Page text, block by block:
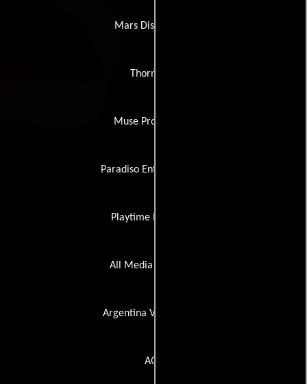
Mars Distribution
Thorn EMI
Muse Productions
Paradiso Entertainment
Playtime Releasing
All Media Company
Argentina Video Home
AQS